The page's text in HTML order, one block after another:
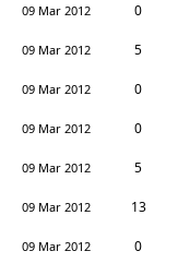
09 Mar 2012 0
09 Mar 2012 5
09 Mar 2012 0
09 Mar 2012 0
09 Mar 2012 5
09 Mar 2012 13
09 Mar 2012 0